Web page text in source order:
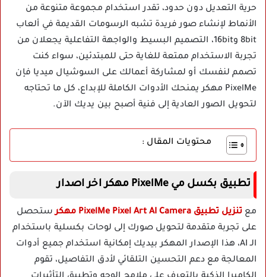
حرية التعديل دون حدود، تقدر استخدام مجموعة متنوعة من
الأنماط لإنشاء صور فريدة تشبه الرسومات القديمة في ألعاب
8bit و16bit، التصميم البسيط والواجهة التفاعلية يجعلان من
تجربة الاستخدام ممتعة للغاية حتى للمبتدئين، سواء كنت
تصمم لنفسك أو لمشاركة أعمالك على السوشيال ميديا فإن
PixelMe مهكر يمنحك الأدوات الكاملة للإبداع، كل ما تحتاجه
لتحويل الصور العادية إلى فنية أصبح بين يديك الآن.
محتويات المقال :
تطبيق بكسل مي PixelMe مهكر اخر اصدار
مع تنزيل تطبيق PixelMe Pixel Art AI Camera مهكر
ستحصل
على تجربة متقدمة لتحويل صورك إلى لوحات بكسلية باستخدام
الـ AI، هذا الإصدار المهكر بيديك إمكانية استخدام جميع أدوات
المعالجة مع دعم التحسين التلقائي لأدق التفاصيل، تقوم